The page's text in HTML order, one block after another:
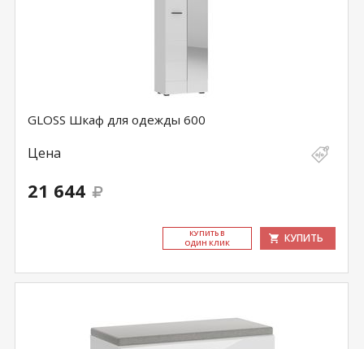
GLOSS Шкаф для одежды 600
Цена
21 644
КУ­ПИТЬ В
ОДИН КЛИК
КУПИТЬ